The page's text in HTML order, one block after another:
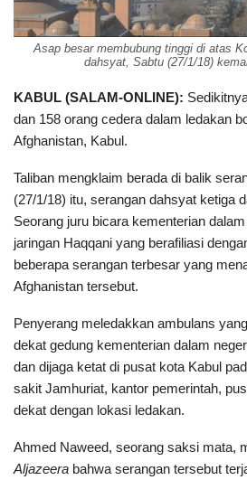
Asap besar membubung tinggi di atas
dahsyat, Sabtu (27/1/18)
KABUL (SALAM-ONLINE):
dan 158 orang cedera dalam ledakan
Afghanistan, Kabul.
Taliban mengklaim berada di balik
(27/1/18) itu, serangan dahsyat ketiga
Seorang juru bicara kementerian
jaringan Haqqani yang berafiliasi
beberapa serangan terbesar yang
Afghanistan tersebut.
Penyerang meledakkan ambulans
dekat gedung kementerian dalam
dan dijaga ketat di pusat kota Kabul
sakit Jamhuriat, kantor pemerintah,
dekat dengan lokasi ledakan.
Ahmed Naweed, seorang saksi mata,
Aljazeera bahwa serangan tersebut